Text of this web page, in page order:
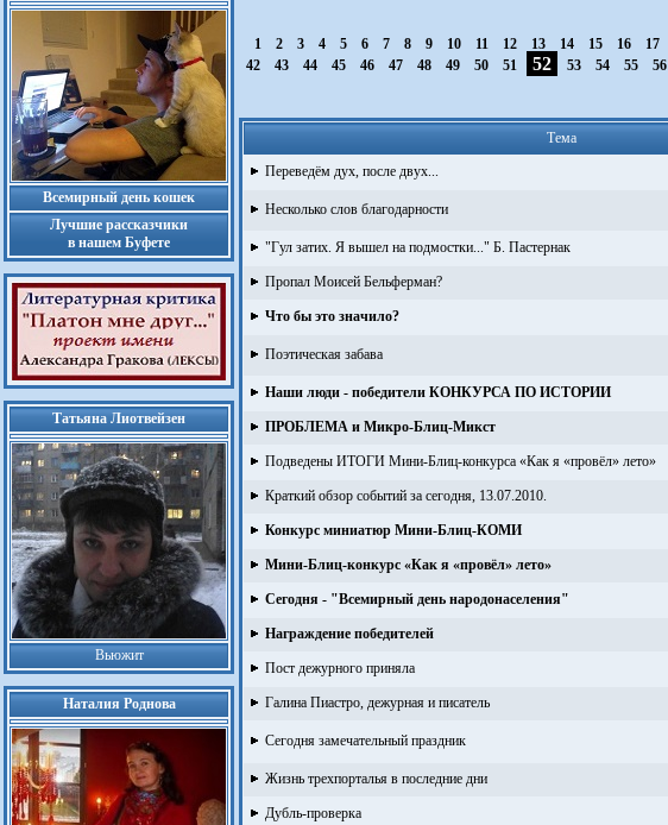
Всемирный день кошек
Лучшие рассказчики
в нашем Буфете
Татьяна Лиотвейзен
Вьюжит
Наталия Роднова
1 2 3 4 5 6 7 8 9 10 11 12 13 14 15 16 17
42
43 44 45 46 47 48 49 50 51 52 53 54 55 56
Тема
Переведём дух, после двух...
Несколько слов благодарности
"Гул затих. Я вышел на подмостки..." Б. Пастернак
Пропал Моисей Бельферман?
Что бы это значило?
Поэтическая забава
Наши люди - победители КОНКУРСА ПО ИСТОРИИ
ПРОБЛЕМА и Микро-Блиц-Микст
Подведены ИТОГИ Мини-Блиц-конкурса «Как я «провёл» лето»
Краткий обзор событий за сегодня, 13.07.2010.
Конкурс миниатюр Мини-Блиц-КОМИ
Мини-Блиц-конкурс «Как я «провёл» лето»
Сегодня - "Всемирный день народонаселения"
Награждение победителей
Пост дежурного приняла
Галина Пиастро, дежурная и писатель
Сегодня замечательный праздник
Жизнь трехпорталья в последние дни
Дубль-проверка